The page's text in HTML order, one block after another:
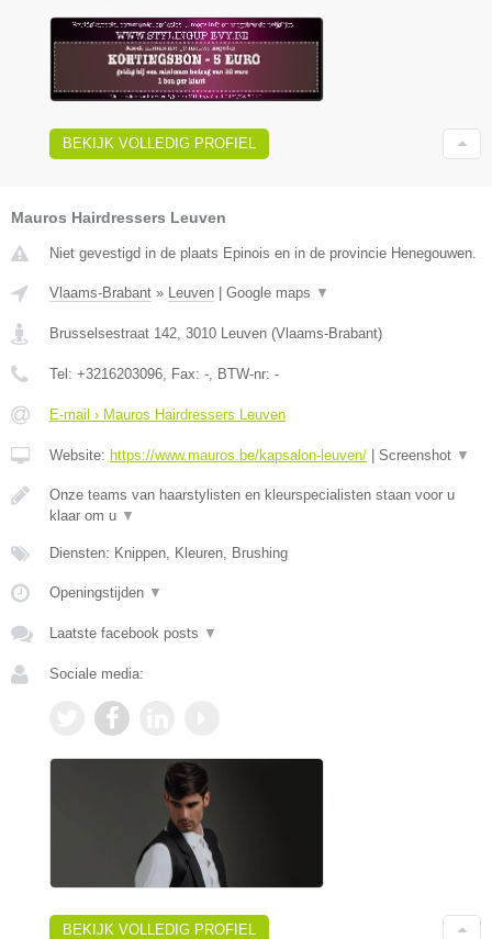
BEKIJK VOLLEDIG PROFIEL
Mauros Hairdressers Leuven
Niet gevestigd in de plaats Epinois en in de provincie Henegouwen.
Vlaams-Brabant » Leuven Google maps ▼
Brusselsestraat 142 3010 Leuven (Vlaams-Brabant)
Tel: +3216203096 , Fax: - , BTW-nr: -
E-mail › Mauros Hairdressers Leuven
Website: https://www.mauros.be/kapsalon-leuven/ Screenshot ▼
Onze teams van haarstylisten en kleurspecialisten staan voor u
klaar om u ▼
Diensten: Knippen, Kleuren, Brushing
Openingstijden ▼
Laatste facebook posts ▼
Sociale media:
BEKIJK VOLLEDIG PROFIEL